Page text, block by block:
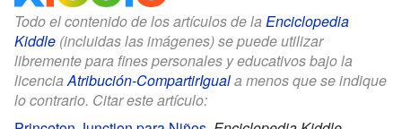
Todo el contenido de los artículos de la Enciclopedia
Kiddle (incluidas las imágenes) se puede utilizar
libremente para fines personales y educativos bajo la
licenciaAtribución-CompartirIguala menos que se indique
lo contrario. Citar este artículo: